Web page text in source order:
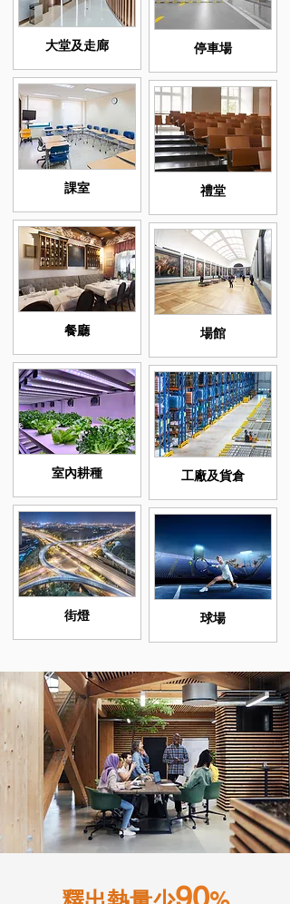
大堂及走廊
課室
餐廳
室內耕種
街燈
停車場
禮堂
場館
工廠及貨倉
球場